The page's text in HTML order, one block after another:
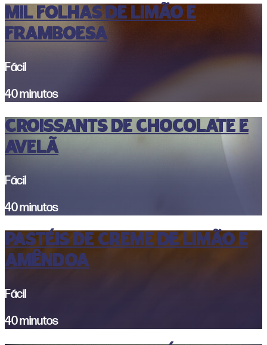
MIL FOLHAS DE LIMÃO E
FRAMBOESA
Fácil
40 minutos
CROISSANTS DE CHOCOLATE E
AVELÃ
Fácil
40 minutos
Pastéis de Creme de Limão e
Amêndoa
Fácil
40 minutos